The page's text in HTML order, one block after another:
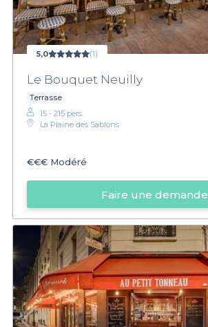
5,0 (1)
Le Bouquet Neuilly
Terrasse
15 - 215 pers.
La Plaine des Sablons
€€€ Modéré
Faire une demande